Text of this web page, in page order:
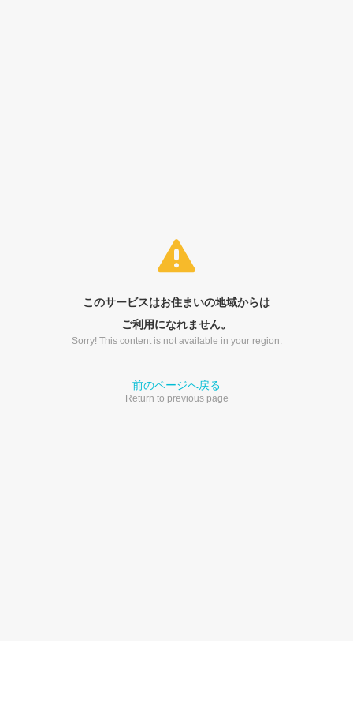
このサービスはお住まいの地域からは
ご利用になれません。
Sorry! This content is not available in your region.
前のページへ戻る
Return to previous page